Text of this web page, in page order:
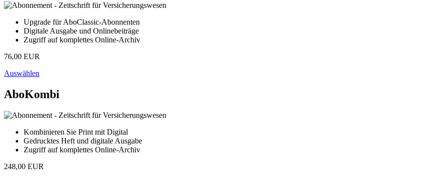
Upgrade für AboClassic-Abonnenten
Digitale Ausgabe und Onlinebeiträge
Zugriff auf komplettes Online-Archiv
76,00 EUR
Auswählen
AboKombi
Kombinieren Sie Print mit Digital
Gedrucktes Heft und digitale Ausgabe
Zugriff auf komplettes Online-Archiv
248,00 EUR